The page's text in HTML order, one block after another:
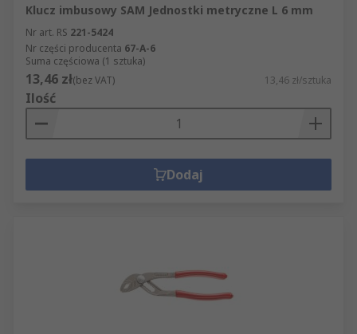
Klucz imbusowy SAM Jednostki metryczne L 6 mm
Nr art. RS 221-5424
Nr części producenta 67-A-6
Suma częściowa (1 sztuka)
13,46 zł(bez VAT) 13,46 zł/sztuka
Ilość
Dodaj